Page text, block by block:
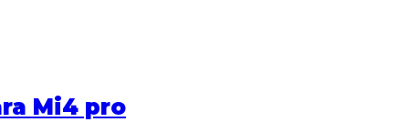
Mi4 pro